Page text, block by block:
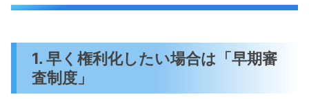
1. 早く権利化したい場合は「早期審
査制度」